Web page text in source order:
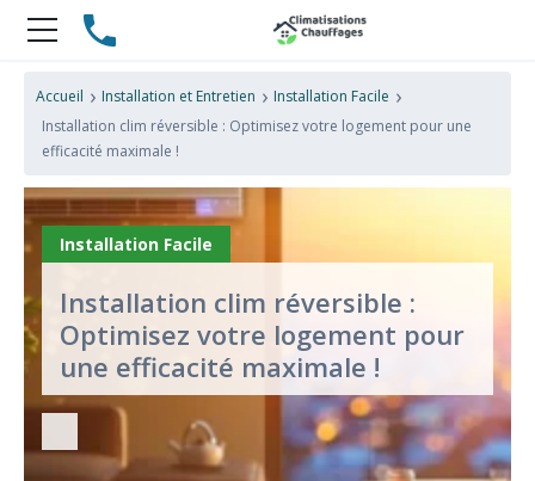
Installation Facile
Installation clim réversible :
Optimisez votre logement pour
une efficacité maximale !
Accueil › Installation et Entretien › Installation Facile ›
Installation clim réversible : Optimisez votre logement pour une
efficacité maximale !